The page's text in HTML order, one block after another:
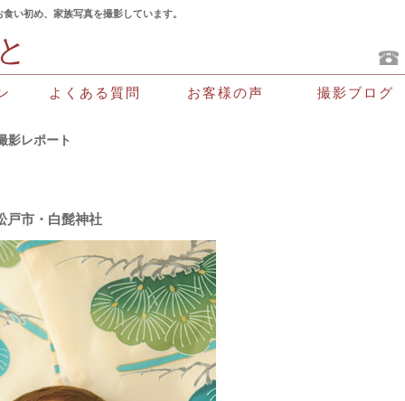
い初め、家族写真を撮影しています。
よくある質問 お客様の声 撮影ブログ
影レポート
戸市・白髭神社